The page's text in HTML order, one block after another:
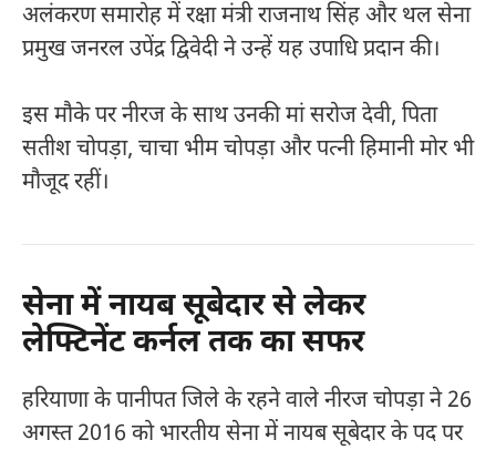
अलंकरण समारोह में रक्षा मंत्री राजनाथ सिंह और थल सेना
प्रमुख जनरल उपेंद्र द्विवेदी ने उन्हें यह उपाधि प्रदान की।
इस मौके पर नीरज के साथ उनकी मां सरोज देवी, पिता
सतीश चोपड़ा, चाचा भीम चोपड़ा और पत्नी हिमानी मोर भी
मौजूद रहीं।
सेना में नायब सूबेदार से लेकर
लेफ्टिनेंट कर्नल तक का सफर
हरियाणा के पानीपत जिले के रहने वाले नीरज चोपड़ा ने 26
अगस्त 2016 को भारतीय सेना में नायब सूबेदार के पद पर